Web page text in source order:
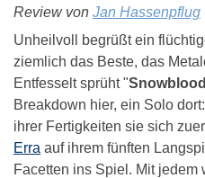
Review von Jan Hassenpflug
Unheilvoll begrüßt ein
ziemlich das Beste, das
Entfesselt sprüht "Snowblood
Breakdown hier, ein Solo
ihrer Fertigkeiten sie sich
Erra auf ihrem fünften
Facetten ins Spiel. Mit jedem